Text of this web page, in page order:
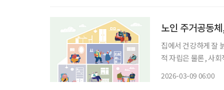
노인 주거공동
집에서 건강하게 잘
적 자립은 물론, 사
2026-03-09 06:00